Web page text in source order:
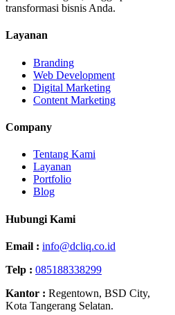
transformasi bisnis Anda.
Layanan
Branding
Web Development
Digital Marketing
Content Marketing
Company
Tentang Kami
Layanan
Portfolio
Blog
Hubungi Kami
Email : info@dcliq.co.id
Telp : 085188338299
Kantor : Regentown, BSD City,
Kota Tangerang Selatan.